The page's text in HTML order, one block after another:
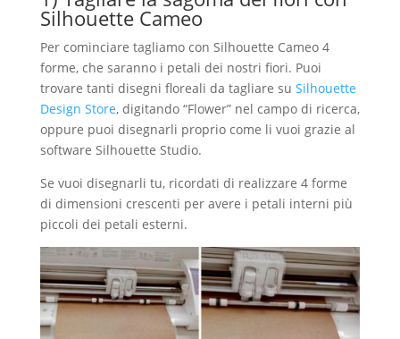
Silhouette Cameo
Per cominciare tagliamo con Silhouette Cameo 4
forme, che saranno i petali dei nostri fiori. Puoi
trovare tanti disegni floreali da tagliare su Silhouette
Design Store, digitando “Flower” nel campo di ricerca,
oppure puoi disegnarli proprio come li vuoi grazie al
software Silhouette Studio.
Se vuoi disegnarli tu, ricordati di realizzare 4 forme
di dimensioni crescenti per avere i petali interni più
piccoli dei petali esterni.